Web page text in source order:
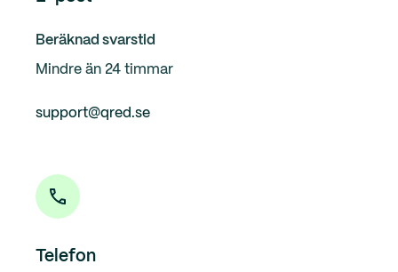
Beräknad svarstid
Mindre än 24 timmar
support@qred.se
Telefon